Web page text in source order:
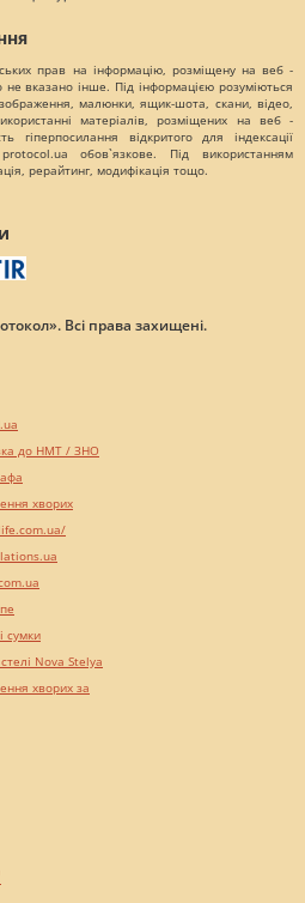
прав на інформацію, розміщену на веб -
не вказано інше. Під інформацією розуміються
малюнки, ящик-шота, скани, відео,
матеріалів, розміщених на веб -
гіперпосилання відкритого для індексації
обов`язкове. Під використанням
рерайтинг, модифікація тощо.
Всі права захищені.
до НМТ / ЗНО
хворих
сумки
Nova Stelya
хворих за